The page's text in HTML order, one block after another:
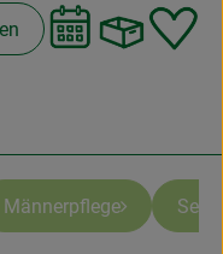
Männerpflege